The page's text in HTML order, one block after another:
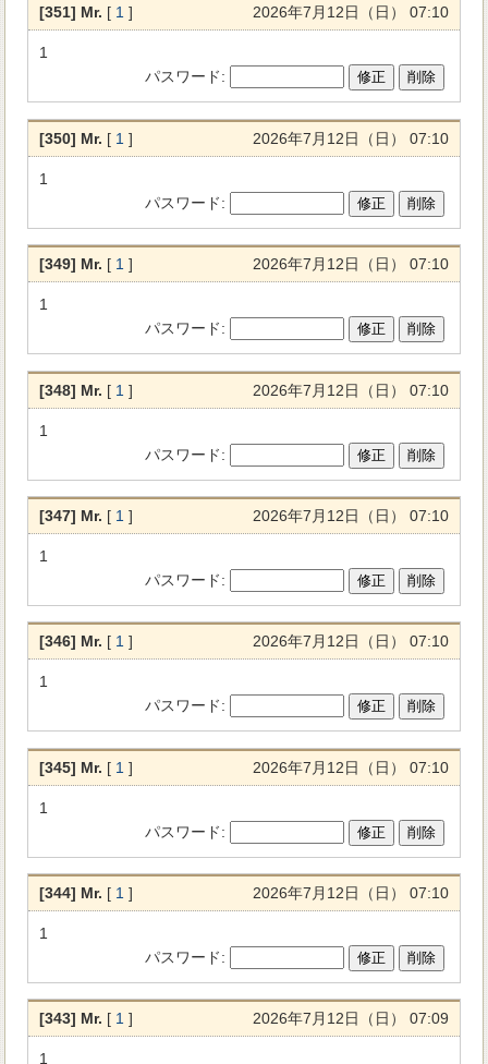
[351] Mr. [ 1 ] 2026年7月12日（日） 07:10
1
パスワード:
[350] Mr. [ 1 ] 2026年7月12日（日） 07:10
1
パスワード:
[349] Mr. [ 1 ] 2026年7月12日（日） 07:10
1
パスワード:
[348] Mr. [ 1 ] 2026年7月12日（日） 07:10
1
パスワード:
[347] Mr. [ 1 ] 2026年7月12日（日） 07:10
1
パスワード:
[346] Mr. [ 1 ] 2026年7月12日（日） 07:10
1
パスワード:
[345] Mr. [ 1 ] 2026年7月12日（日） 07:10
1
パスワード:
[344] Mr. [ 1 ] 2026年7月12日（日） 07:10
1
パスワード:
[343] Mr. [ 1 ] 2026年7月12日（日） 07:09
1